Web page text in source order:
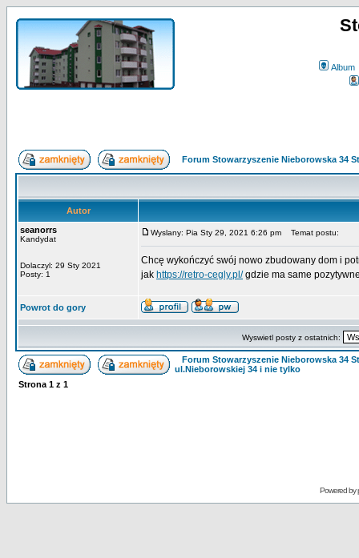
Album
Forum Stowarzyszenie Nieborowska 34
Autor
seanorrs
Kandydat
Dolaczyl: 29 Sty 2021
Posty: 1
Wyslany: Pia Sty 29, 2021 6:26 pm Temat postu:
Chcę wykończyć swój nowo zbudowany dom i
jak https://retro-cegly.pl/gdzie ma same
Powrot do gory
Wyswietl posty z ostatnich:
Forum Stowarzyszenie Nieborowska 34
ul.Nieborowskiej 34 i nie tylko
Strona 1 z 1
Powered by